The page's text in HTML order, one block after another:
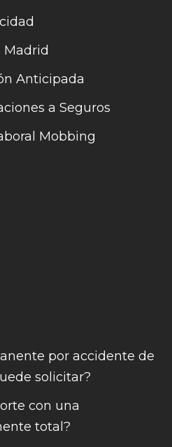
Madrid
Anticipada
a Seguros
Mobbing
por accidente de
solicitar?
con una
total?